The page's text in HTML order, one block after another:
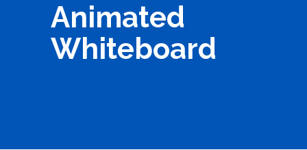
Animated
Whiteboard